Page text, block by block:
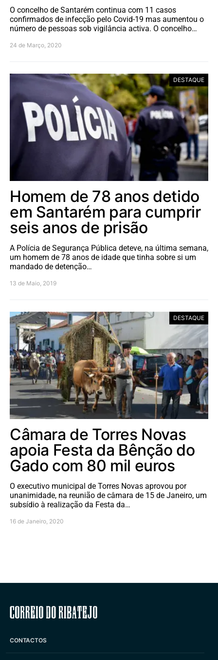
O concelho de Santarém continua com 11 casos
confirmados de infecção pelo Covid-19 mas aumentou o
número de pessoas sob vigilância activa. O concelho…
24 de Março, 2020
DESTAQUE
Homem de 78 anos detido
em Santarém para cumprir
seis anos de prisão
A Polícia de Segurança Pública deteve, na última semana,
um homem de 78 anos de idade que tinha sobre si um
mandado de detenção…
13 de Maio, 2019
DESTAQUE
Câmara de Torres Novas
apoia Festa da Bênção do
Gado com 80 mil euros
O executivo municipal de Torres Novas aprovou por
unanimidade, na reunião de câmara de 15 de Janeiro, um
subsídio à realização da Festa da…
16 de Janeiro, 2020
Correio do Ribatejo
CONTACTOS